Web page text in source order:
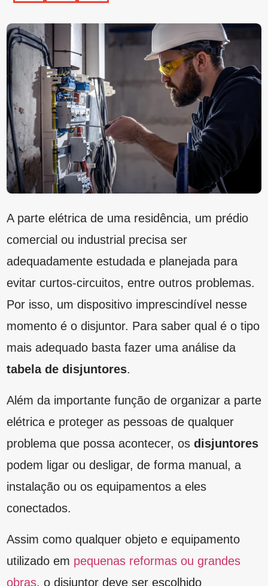
A parte elétrica de uma residência, um prédio
comercial ou industrial precisa ser
adequadamente estudada e planejada para
Por isso, um dispositivo imprescindível nesse
momento é o disjuntor. Para saber qual é o tipo
mais adequado basta fazer uma análise da
tabela de disjuntores.
elétrica e proteger as pessoas de qualquer
problema que possa acontecer, osdisjuntores
podem ligar ou desligar, de forma manual, a
instalação ou os equipamentos a eles
Assim como qualquer objeto e equipamento
utilizado empequenas reformas ou grandes
obras, o disjuntor deve ser escolhido
corretamente para garantir a sua completa
comprometer a vida útil de alguns utensílios
domésticos ou, até mesmo, a parte elétrica da
sua casa. Por isso, venha com a gente tirar